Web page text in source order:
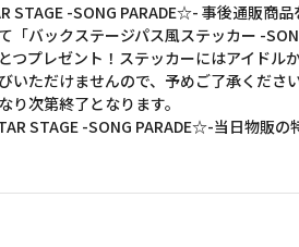
STAGE -SONG PARADE☆- 事後通販商
「バックステージパス風ステッカー -
つプレゼント！ステッカーにはアイドル
いただけませんので、予めご了承ください
り次第終了となります。
STAGE -SONG PARADE☆-当日物販の